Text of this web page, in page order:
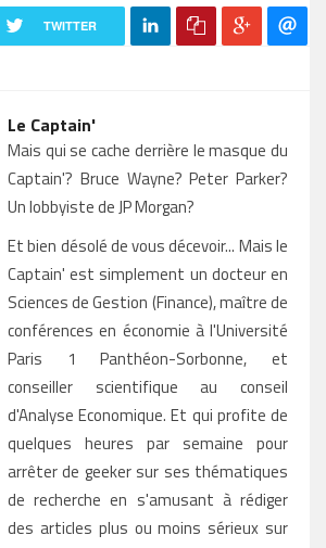
TWITTER
Le Captain'
Mais qui se cache derrière le masque du
Captain'? Bruce Wayne? Peter Parker?
Un lobbyiste de JP Morgan?
Et bien désolé de vous décevoir... Mais le
Captain' est simplement un docteur en
Sciences de Gestion (Finance), maître de
conférences en économie à l'Université
Paris 1 Panthéon-Sorbonne, et
conseiller scientifique au conseil
d'Analyse Economique. Et qui profite de
quelques heures par semaine pour
arrêter de geeker sur ses thématiques
de recherche en s'amusant à rédiger
des articles plus ou moins sérieux sur